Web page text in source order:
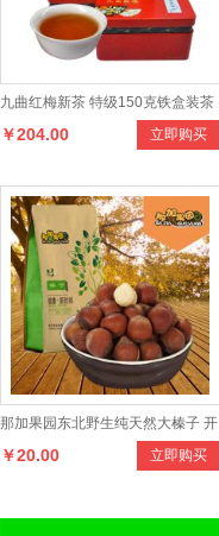
九曲红梅新茶 特级150克铁盒装茶
叶2014新品正宗品牌红茶立即购买
￥204.00
那加果园东北野生纯天然大榛子 开
口榛子大颗粒清香坚果干果250克
立即购买
￥20.00